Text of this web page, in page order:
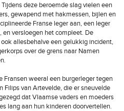
deze beroemde slag vielen een
gewapend met hakmessen, bijlen en
Franse leger aan, een leger
en versloegen het compleet. De
allesbehalve een gelukkig incident,
over de grens naar Namen
Fransen weeral een burgerleger tegen
Filips van Artevelde, die er sneuvelde
dat Vlaamse vaders en moeders
lang aan hun kinderen doorvertellen.